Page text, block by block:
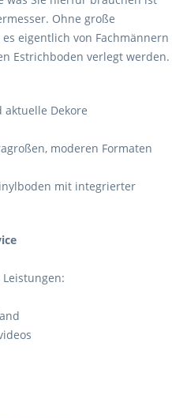
Ohne große
eigentlich von Fachmännern
Estrichboden verlegt werden.
aktuelle Dekore
moderen Formaten
mit integrierter